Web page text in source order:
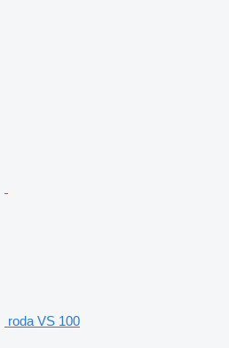
roda VS 100